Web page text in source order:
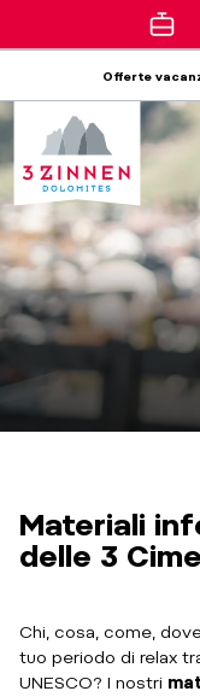
Offerte
Materiali
delle 3
Chi, cosa, come,
tuo periodo di relax
UNESCO? I nostri